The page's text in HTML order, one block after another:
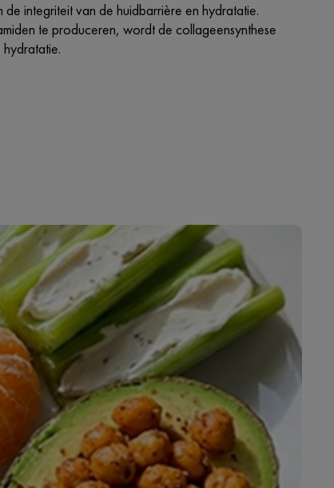
integriteit van de huidbarrière en hydratatie.
te produceren, wordt de collageensynthese